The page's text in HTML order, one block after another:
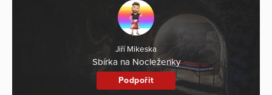
Jiří Mikeska
Sbírka na Nocleženky
Podpořit